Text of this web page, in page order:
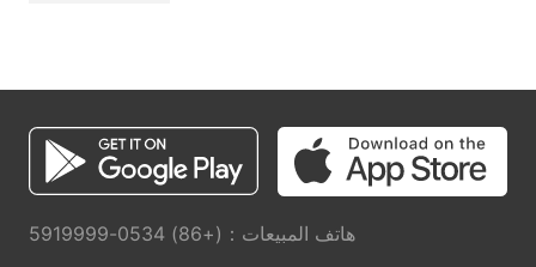
هاتف المبيعات：(+86) 0534-5919999